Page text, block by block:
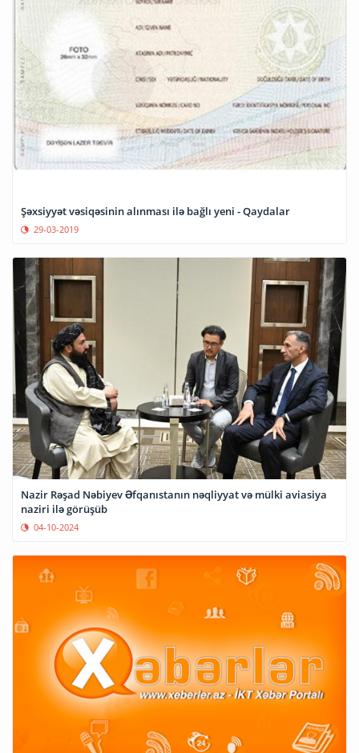
Şəxsiyyət vəsiqəsinin alınması ilə bağlı yeni - Qaydalar
29-03-2019
Nazir Rəşad Nəbiyev Əfqanıstanın nəqliyyat və mülki aviasiya
naziri ilə görüşüb
04-10-2024